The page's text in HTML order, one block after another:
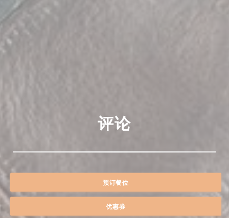
评论
预订餐位
优惠券